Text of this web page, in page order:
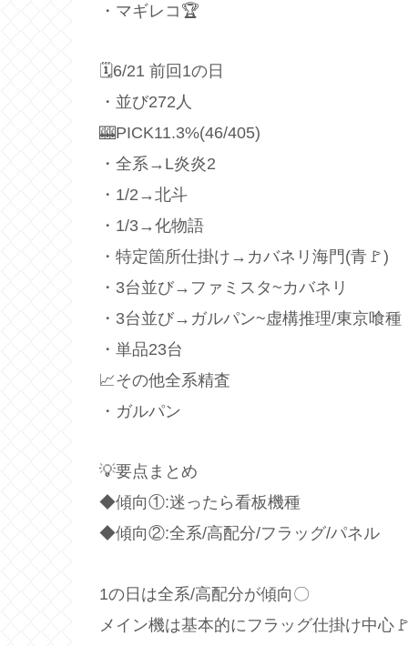
・マギレコ🏆
🗓6/21 前回1の日
・並び272人
🎰PICK11.3%(46/405)
・全系→L炎炎2
・1/2→北斗
・1/3→化物語
・特定箇所仕掛け→カバネリ海門(青🚩)
・3台並び→ファミスタ~カバネリ
・3台並び→ガルパン~虚構推理/東京喰種
・単品23台
📈その他全系精査
・ガルパン
💡要点まとめ
◆傾向①:迷ったら看板機種
◆傾向②:全系/高配分/フラッグ/パネル
1の日は全系/高配分が傾向〇
メイン機は基本的にフラッグ仕掛け中心